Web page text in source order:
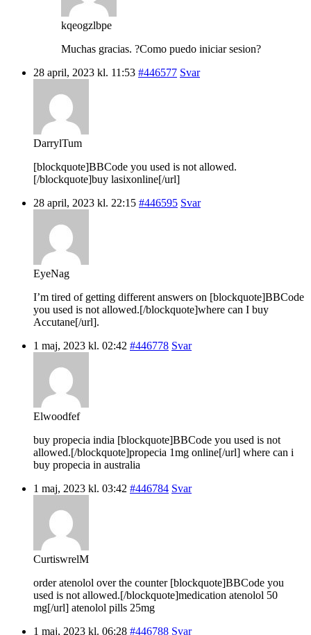
kqeogzlbpe
Muchas gracias. ?Como puedo iniciar sesion?
28 april, 2023 kl. 11:53 #446577 Svar
DarrylTum
[blockquote]BBCode you used is not allowed.
[/blockquote]buy lasixonline[/url]
28 april, 2023 kl. 22:15 #446595 Svar
EyeNag
I’m tired of getting different answers on [blockquote]BBCode
you used is not allowed.[/blockquote]where can I buy
Accutane[/url].
1 maj, 2023 kl. 02:42 #446778 Svar
Elwoodfef
buy propecia india [blockquote]BBCode you used is not
allowed.[/blockquote]propecia 1mg online[/url] where can i
buy propecia in australia
1 maj, 2023 kl. 03:42 #446784 Svar
CurtiswrelM
order atenolol over the counter [blockquote]BBCode you
used is not allowed.[/blockquote]medication atenolol 50
mg[/url] atenolol pills 25mg
1 maj, 2023 kl. 06:28 #446788 Svar